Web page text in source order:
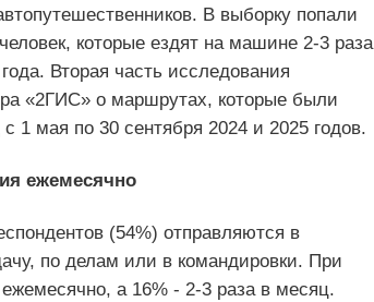
В выборку попали
которые ездят на машине 2-3 раза
Вторая часть исследования
«2ГИС» о маршрутах, которые были
1 мая по 30 сентября 2024 и 2025 годов.
ежемесячно
(54%) отправляются в
по делам или в командировки. При
а 16% - 2-3 раза в месяц.